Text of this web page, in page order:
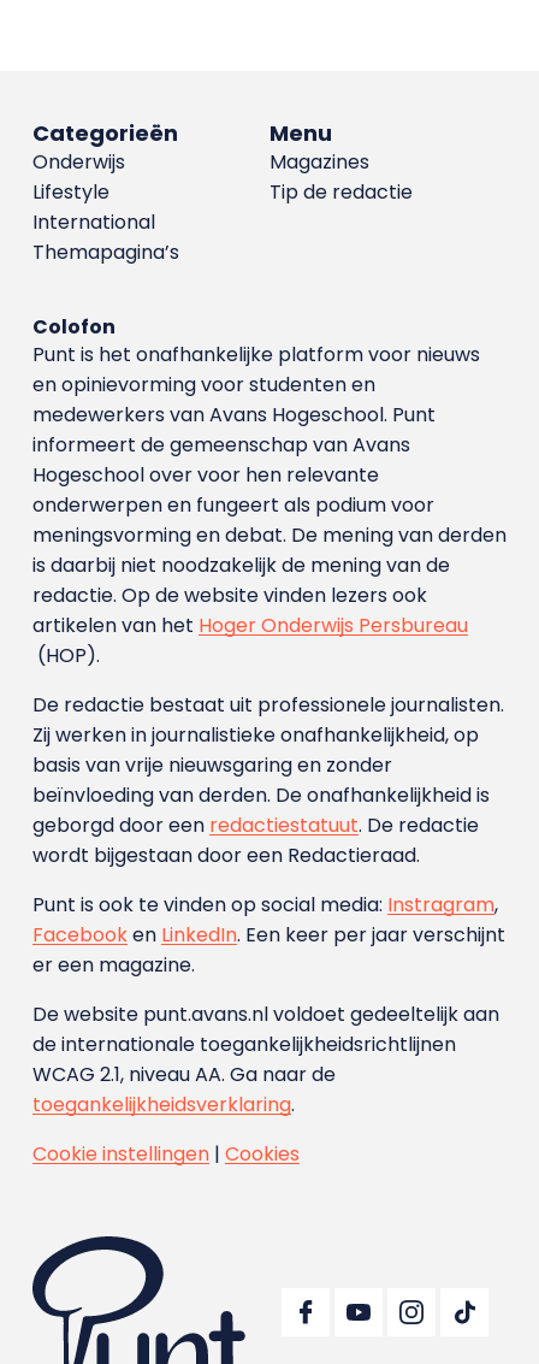
Menu
Magazines
Tip de redactie
Categorieën
Onderwijs
Lifestyle
International
Themapagina’s
Colofon
Punt is het onafhankelijke platform voor nieuws
en opinievorming voor studenten en
medewerkers van Avans Hoge­school. Punt
informeert de gemeenschap van Avans
Hogeschool over voor hen relevante
onderwerpen en fungeert als podium voor
meningsvorming en debat. De mening van derden
is daarbij niet noodzakelijk de mening van de
redactie. Op de website vinden lezers ook
artikelen van het Hoger Onderwijs Persbureau
(HOP).
De redactie bestaat uit professionele journalisten.
Zij werken in journalistieke onafhankelijkheid, op
basis van vrije nieuwsgaring en zonder
beïnvloeding van derden. De onafhankelijkheid is
geborgd door een redactiestatuut. De redactie
wordt bijgestaan door een Redactieraad.
Punt is ook te vinden op social media: Instragram,
Facebooken LinkedIn. Een keer per jaar verschijnt
er een magazine.
De website punt.avans.nl voldoet gedeeltelijk aan
de internationale toegankelijkheidsrichtlijnen
WCAG 2.1, niveau AA. Ga naar de
toegankelijkheidsverklaring.
Cookie instellingen| Cookies